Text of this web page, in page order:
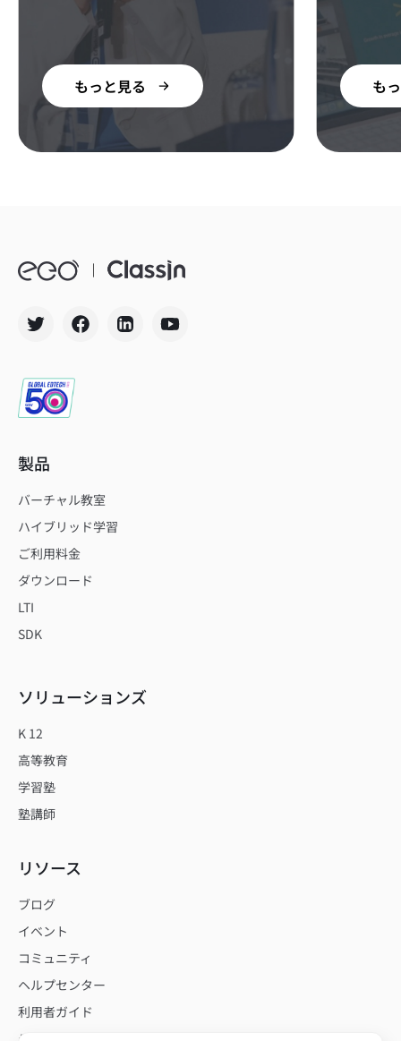
もっと見る も
製品
バーチャル教室
ハイブリッド学習
ご利用料金
ダウンロード
LTI
SDK
ソリューションズ
K 12
高等教育
学習塾
塾講師
リソース
ブログ
イベント
コミュニティ
ヘルプセンター
利用者ガイド